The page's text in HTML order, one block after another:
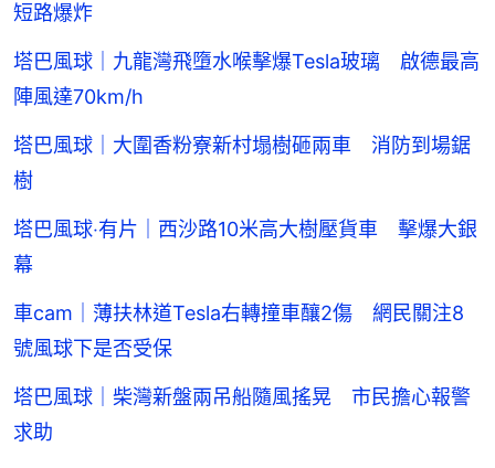
短路爆炸
塔巴風球｜九龍灣飛墮水喉擊爆Tesla玻璃 啟德最高
陣風達70km/h
塔巴風球｜大圍香粉寮新村塌樹砸兩車 消防到場鋸
樹
塔巴風球‧有片｜西沙路10米高大樹壓貨車 擊爆大銀
幕
車cam｜薄扶林道Tesla右轉撞車釀2傷 網民關注8
號風球下是否受保
塔巴風球｜柴灣新盤兩吊船隨風搖晃 市民擔心報警
求助